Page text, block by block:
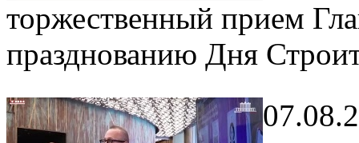
торжественный прием
празднованию Дня